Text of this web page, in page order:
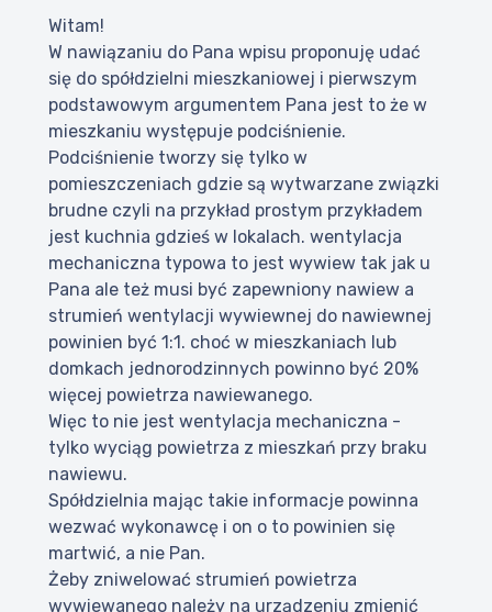
Witam!
W nawiązaniu do Pana wpisu proponuję udać
się do spółdzielni mieszkaniowej i pierwszym
podstawowym argumentem Pana jest to że w
mieszkaniu występuje podciśnienie.
Podciśnienie tworzy się tylko w
pomieszczeniach gdzie są wytwarzane związki
brudne czyli na przykład prostym przykładem
jest kuchnia gdzieś w lokalach. wentylacja
mechaniczna typowa to jest wywiew tak jak u
Pana ale też musi być zapewniony nawiew a
strumień wentylacji wywiewnej do nawiewnej
powinien być 1:1. choć w mieszkaniach lub
domkach jednorodzinnych powinno być 20%
więcej powietrza nawiewanego.
Więc to nie jest wentylacja mechaniczna -
tylko wyciąg powietrza z mieszkań przy braku
nawiewu.
Spółdzielnia mając takie informacje powinna
wezwać wykonawcę i on o to powinien się
martwić, a nie Pan.
Żeby zniwelować strumień powietrza
wywiewanego należy na urządzeniu zmienić